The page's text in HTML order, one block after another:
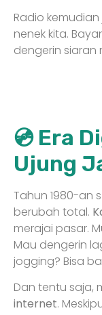
Radio kemudian
nenek kita.
dengerin siaran
💿 Era
Ujung
Tahun 1980-an
berubah total.
merajai pasar.
Mau dengerin
jogging? Bisa
Dan tentu saja,
internet.